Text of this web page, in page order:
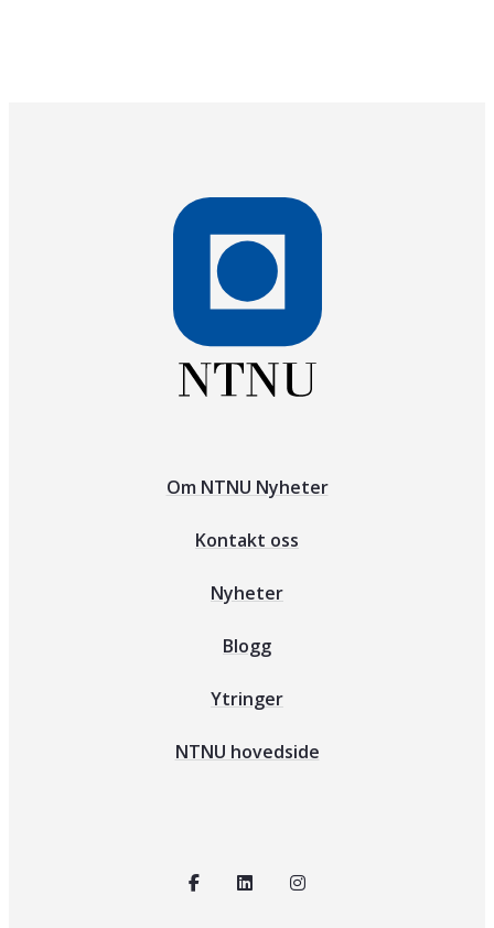
Om NTNU Nyheter
Kontakt oss
Nyheter
Blogg
Ytringer
NTNU hovedside